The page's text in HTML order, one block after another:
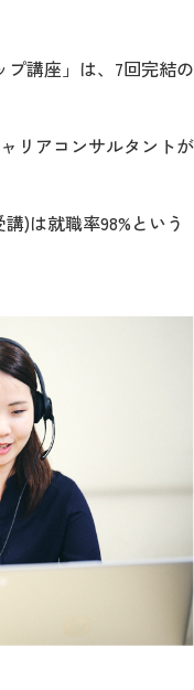
講座」は、7回完結の
リアコンサルタントが
)は就職率98%という